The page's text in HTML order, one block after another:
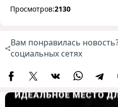
Просмотров:2130
Вам понравилась
социальных сетях